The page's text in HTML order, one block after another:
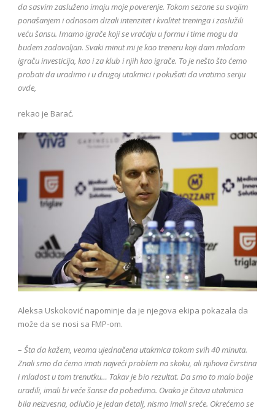
da sasvim zasluženo imaju moje poverenje. Tokom sezone su svojim
ponašanjem i odnosom dizali intenzitet i kvalitet treninga i zaslužili
veću šansu. Imamo igrače koji se vraćaju u formu i time mogu da
budem zadovoljan. Svaki minut mi je kao treneru koji dam mladom
igraču investicija, kao i za klub i njih kao igrače. To je nešto što ćemo
probati da uradimo i u drugoj utakmici i pokušati da vratimo seriju
ovde,
rekao je Barać.
Aleksa Uskoković napominje da je njegova ekipa pokazala da
može da se nosi sa FMP-om.
– Šta da kažem, veoma ujednačena utakmica tokom svih 40 minuta.
Znali smo da ćemo imati najveći problem na skoku, ali njihova čvrstina
i mladost u tom trenutku… Takav je bio rezultat. Da smo to malo bolje
uradili, imali bi veće šanse da pobedimo. Ovako je čitava utakmica
bila neizvesna, odlučio je jedan detalj, nismo imali sreće. Okrećemo se